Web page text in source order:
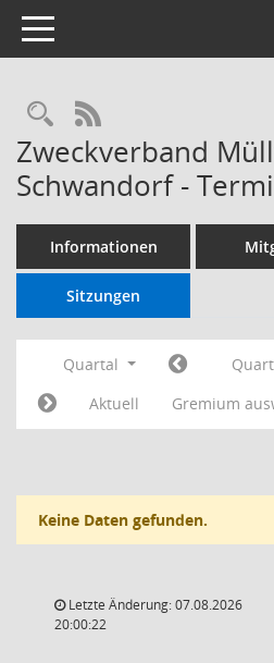
Toggle navigation
RSS-Feed
Zweckverband
Schwandorf -
Informationen
Sitzungen
Quartal
Aktuell
Gremium
Keine Daten gefunden.
Letzte Änderung: 07.08.2026
20:00:22